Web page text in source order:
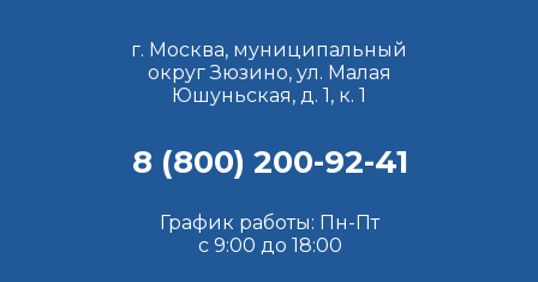
График работы: Пн-Пт
с 9:00 до 18:00
г. Москва, муниципальный
округ Зюзино, ул. Малая
Юшуньская, д. 1, к. 1
8 (800) 200-92-41